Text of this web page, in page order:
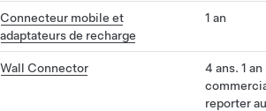
Connecteur mobile et
adaptateurs de recharge
1 an
Wall Connector
4 ans. 1
reporter